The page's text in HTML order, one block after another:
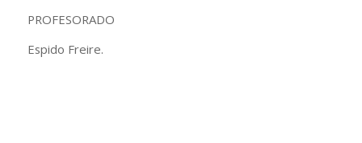
PROFESORADO
Espido Freire.